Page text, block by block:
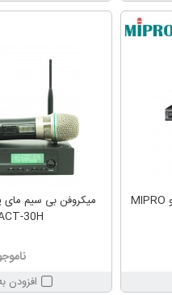
میکروفن بی سیم دو دستی مای پرو MIPRO
30H
افزودن